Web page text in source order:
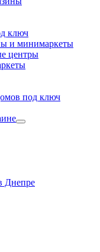
ключ
и минимаркеты
центры
под ключ
Днепре